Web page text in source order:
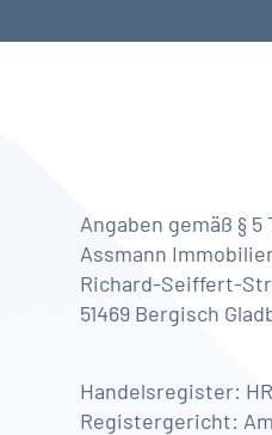
Angaben gemäß § 5
Assmann
Richard-Seiffert-
51469 Bergisch
Handelsregister:
Registergericht: